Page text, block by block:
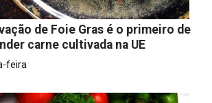
de Foie Gras é o primeiro de
carne cultivada na UE
feira